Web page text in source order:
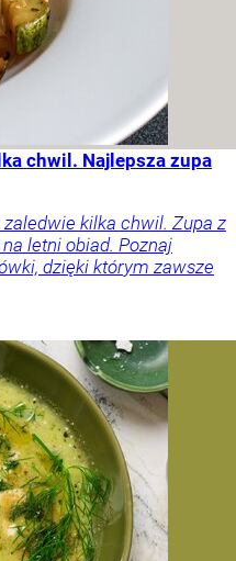
chwil. Najlepsza zupa
kilka chwil. Zupa z
letni obiad. Poznaj
dzięki którym zawsze